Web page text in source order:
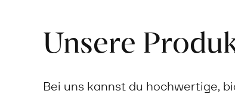
Unsere
Bei uns kannst du hochwertige,